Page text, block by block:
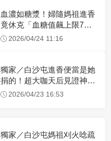
血濃如糖漿！婦隨媽祖進香
竟休克「血糖值飆上限7
倍」 醫曝原因
2026/04/24 11:16
獨家／白沙屯進香便當是她
捐的！超大咖天后見證神
蹟 一靠近媽祖就爆哭
2026/04/23 16:53
獨家／白沙屯媽祖刈火唸疏